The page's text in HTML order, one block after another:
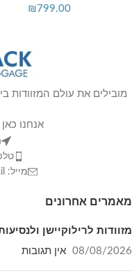
₪799.00
מובילים את עולם המזוודות
אנחנו
טלפון:
מייל: Service@calpaks.co.il
מאמרים אחרונים
מזוודות לרילוקיישן ולנסיעות
08/08/2026 אין תגובות